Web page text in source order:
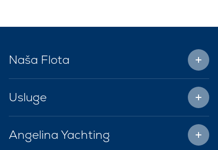
Naša Flota
Usluge
Angelina Yachting